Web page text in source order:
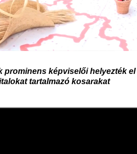
képviselői helyezték
tartalmazó kosarakat